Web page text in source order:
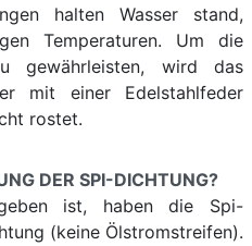
halten Wasser stand,
Temperaturen. Um die
gewährleisten, wird das
mit einer Edelstahlfeder
rostet.
DER SPI-DICHTUNG?
ist, haben die Spi-
(keine Ölstromstreifen).